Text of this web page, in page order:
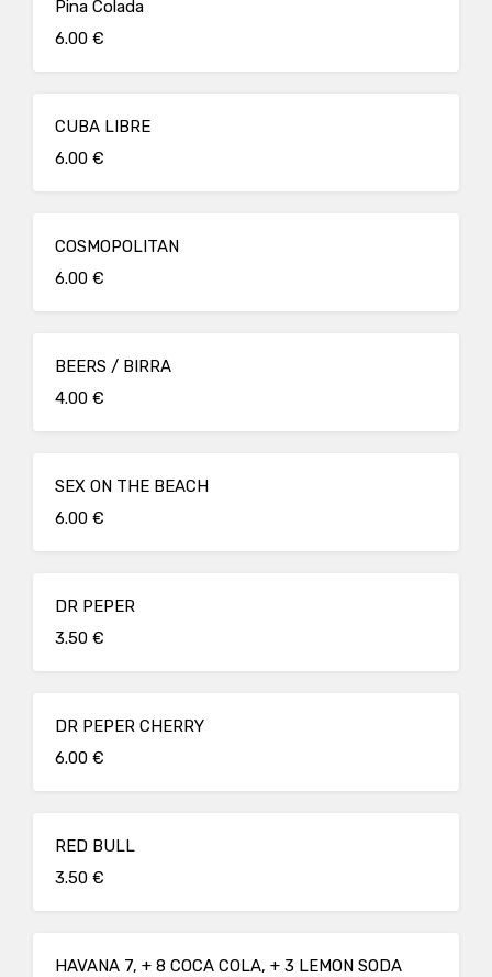
Pina Colada
6.00 €
CUBA LIBRE
6.00 €
COSMOPOLITAN
6.00 €
BEERS / BIRRA
4.00 €
SEX ON THE BEACH
6.00 €
DR PEPER
3.50 €
DR PEPER CHERRY
6.00 €
RED BULL
3.50 €
HAVANA 7, + 8 COCA COLA, + 3 LEMON SODA